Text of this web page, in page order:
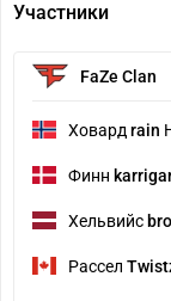
Участники
FaZe Clan
Ховардrain
Финн
Хельвийс
Рассел